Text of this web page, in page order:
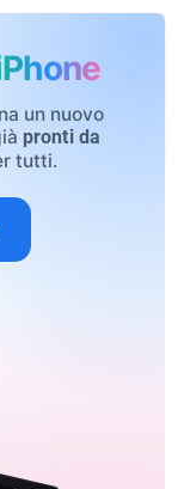
un nuovo
pronti da
tutti.